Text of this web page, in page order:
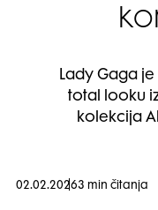
Lady Gaga
total looku
kolekcija
02.02.20263 min čitanja